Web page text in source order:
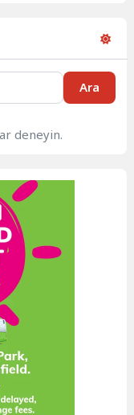
Ara
deneyin.